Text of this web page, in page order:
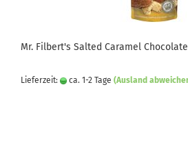
Mr. Filbert's Salted Caramel
Lieferzeit: ca. 1-2 Tage (Ausland